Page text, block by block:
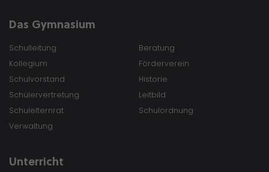
Das Gymnasium
Schulleitung
Kollegium
Schulvorstand
Schülervertretung
Schulelternrat
Verwaltung
Beratung
Förderverein
Historie
Leitbild
Schulordnung
Unterricht